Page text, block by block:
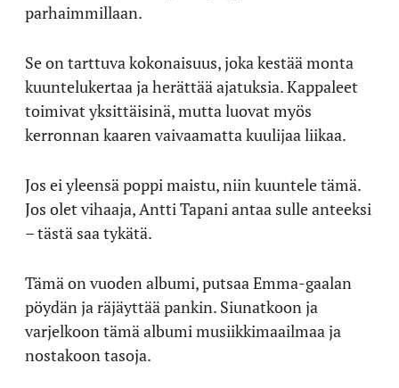
parhaimmillaan.
Se on tarttuva kokonaisuus, joka kestää monta
kuuntelukertaa ja herättää ajatuksia. Kappaleet
toimivat yksittäisinä, mutta luovat myös
kerronnan kaaren vaivaamatta kuulijaa liikaa.
Jos ei yleensä poppi maistu, niin kuuntele tämä.
Jos olet vihaaja, Antti Tapani antaa sulle anteeksi
– tästä saa tykätä.
Tämä on vuoden albumi, putsaa Emma-gaalan
pöydän ja räjäyttää pankin. Siunatkoon ja
varjelkoon tämä albumi musiikkimaailmaa ja
nostakoon tasoja.